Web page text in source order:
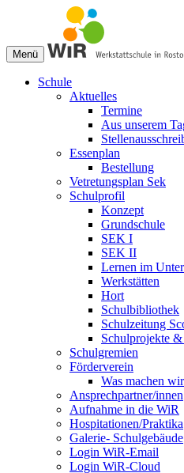
Menü
Schule
Aktuelles
Termine
Aus unserem
Essenplan
Bestellung
Vetretungsplan Sek
Schulprofil
Konzept
Grundschule
SEK I
SEK II
Lernen im
Werkstätten
Hort
Schulbibliothek
Schulzeitung
Schulprojekte
Schulgremien
Förderverein
Was machen
Ansprechpartner/innen
Aufnahme in die WiR
Hospitationen/Praktika
Galerie- Schulgebäude
Login WiR-Email
Login WiR-Cloud